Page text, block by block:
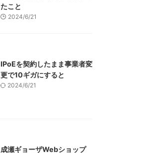
たこと
2024/6/21
IPoEを契約したまま事業者変
更で10ギガにすると
2024/6/21
成瀬ギョーザWebショップ